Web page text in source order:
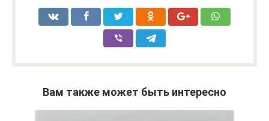
Вам также может быть интересно